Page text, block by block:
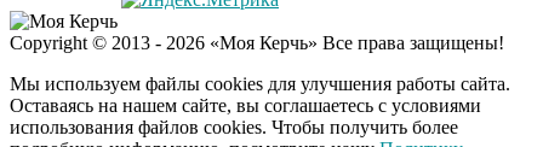
Copyright © 2013 - 2026 «Моя Керчь» Все права защищены!
Мы используем файлы cookies для улучшения работы сайта.
Оставаясь на нашем сайте, вы соглашаетесь с условиями
использования файлов cookies. Чтобы получить более